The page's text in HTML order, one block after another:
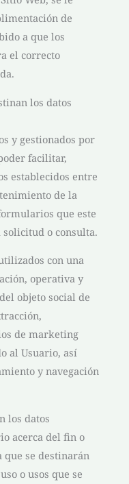
de
a que los
el correcto
los datos
y gestionados por
facilitar,
establecidos entre
de la
que este
o consulta.
con una
operativa y
objeto social de
de marketing
al Usuario, así
y navegación
los datos
acerca del fin o
se destinarán
o usos que se